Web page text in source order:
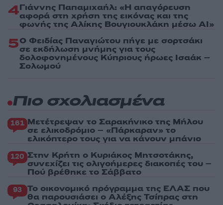
4Γιάννης Παπαμιχαήλ: «Η απαγόρευση
αφορά στη χρήση της εικόνας και της
φωνής της Αλίκης Βουγιουκλάκη μέσω AI»
5Ο Φειδίας Παναγιώτου πήγε με σορτσάκι
σε εκδήλωση μνήμης για τους
δολοφονημένους Κύπριους ήρωες Ισαάκ –
Σολωμού
Πιο σχολιασμένα
161 Μετέτρεψαν το Σαρακήνικο της Μήλου
σε ελικοδρόμιο – «Πάρκαραν» το
ελικόπτερο τους για να κάνουν μπάνιο
120 Στην Κρήτη ο Κυριάκος Μητσοτάκης,
συνεχίζει τις ολιγοήμερες διακοπές του –
Πού βρέθηκε το Σάββατο
93 Το οικονομικό πρόγραμμα της ΕΛΑΣ που
θα παρουσιάσει ο Αλέξης Τσίπρας στη